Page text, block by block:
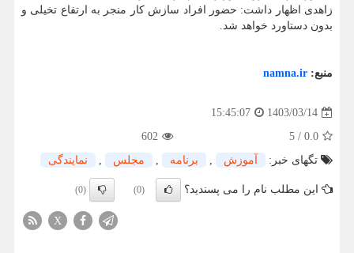
زاهدی اظهار داشت: حضور افراد سازش کار منجر به ارتفاع تخیلی و
بدون دستاورد خواهد شد.
منبع: namna.ir
1403/03/14
15:45:07
0.0
/
5
602
تگهای خبر:
آموزش , برنامه , مجلس , نمایندگی
این مطلب نام را می پسندید؟ (0)
(0)
X